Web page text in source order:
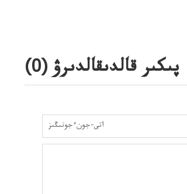
پىكىر قالدىقالدىرۋ (0
)